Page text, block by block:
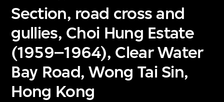
Section, road cross and
gullies, Choi Hung Estate
(1959–1964), Clear Water
Bay Road, Wong Tai Sin,
Hong Kong